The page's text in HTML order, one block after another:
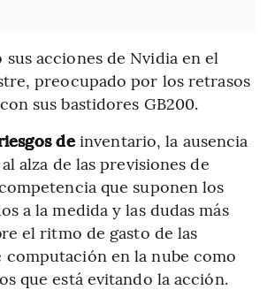
acciones de Nvidia en el
preocupado por los retrasos
sus bastidores GB200.
deinventario, la ausencia
alza de las previsiones de
que suponen los
a la medida y las dudas más
el ritmo de gasto de las
computación en la nube como
que está evitando la acción.